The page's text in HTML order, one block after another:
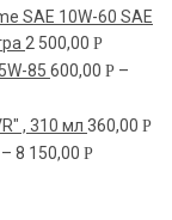
SAE 10W-60 SAE
2 500,00 Р
85 600,00 Р –
, 310 мл 360,00 Р
– 8 150,00 Р